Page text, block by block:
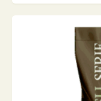
har
Mulighederne